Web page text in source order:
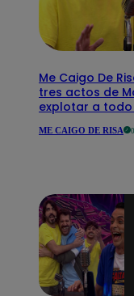
Me Caigo De
tres actos de
explotar a todo
ME CAIGO DE RISA